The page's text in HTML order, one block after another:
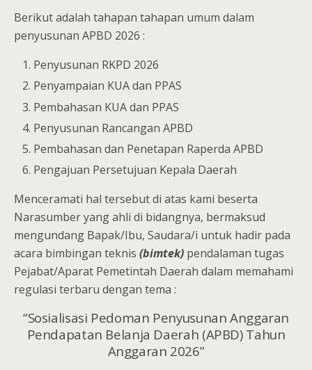
Berikut adalah tahapan tahapan umum dalam
penyusunan APBD 2026 :
Penyusunan RKPD 2026
Penyampaian KUA dan PPAS
Pembahasan KUA dan PPAS
Penyusunan Rancangan APBD
Pembahasan dan Penetapan Raperda APBD
Pengajuan Persetujuan Kepala Daerah
Menceramati hal tersebut di atas kami beserta
Narasumber yang ahli di bidangnya, bermaksud
mengundang Bapak/Ibu, Saudara/i untuk hadir pada
acara bimbingan teknis (bimtek) pendalaman tugas
Pejabat/Aparat Pemetintah Daerah dalam memahami
regulasi terbaru dengan tema :
“Sosialisasi Pedoman Penyusunan Anggaran
Pendapatan Belanja Daerah (APBD) Tahun
Anggaran 2026”